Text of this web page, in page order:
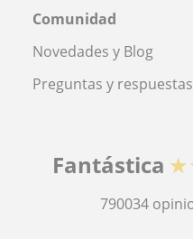
Comunidad
Novedades y Blog
Preguntas y respuestas
Fantástica
790034